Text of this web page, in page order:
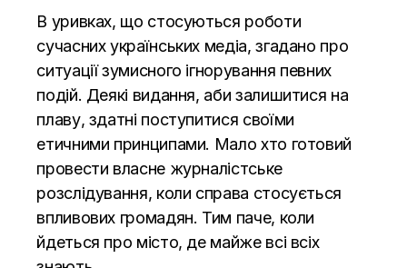
В уривках, що стосуються роботи
сучасних українських медіа, згадано про
ситуації зумисного ігнорування певних
подій. Деякі видання, аби залишитися на
плаву, здатні поступитися своїми
етичними принципами. Мало хто готовий
провести власне журналістське
розслідування, коли справа стосується
впливових громадян. Тим паче, коли
йдеться про місто, де майже всі всіх